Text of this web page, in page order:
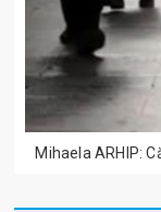
Mihaela ARHIP: